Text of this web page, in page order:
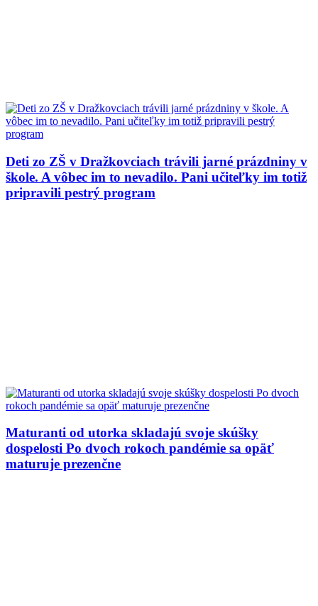
Deti zo ZŠ v Dražkovciach trávili jarné prázdniny v
škole. A vôbec im to nevadilo. Pani učiteľky im totiž
pripravili pestrý program
Maturanti od utorka skladajú svoje skúšky
dospelosti Po dvoch rokoch pandémie sa opäť
maturuje prezenčne